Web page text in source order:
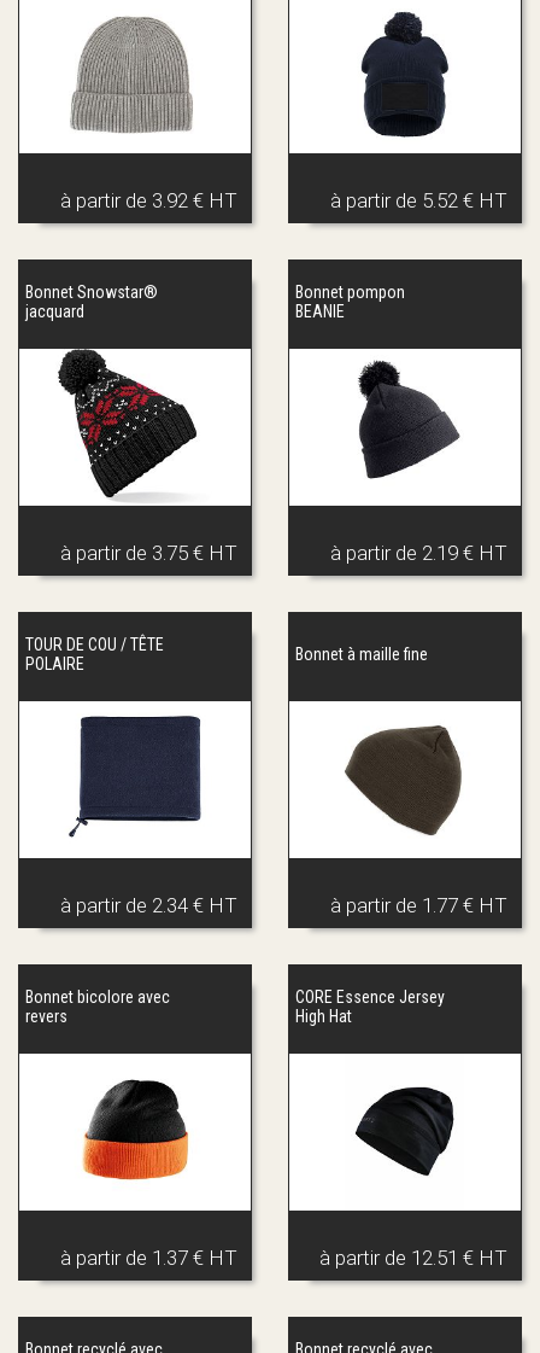
à partir de 3.92 € HT à partir de 5.52 € HT
Bonnet Snowstar®
jacquard
à partir de 3.75 € HT
Bonnet pompon
BEANIE
à partir de 2.19 € HT
TOUR DE COU / TÊTE
POLAIRE
à partir de 2.34 € HT
Bonnet à maille fine
à partir de 1.77 € HT
Bonnet bicolore avec
revers
à partir de 1.37 € HT
CORE Essence Jersey
High Hat
à partir de 12.51 € HT
Bonnet recyclé avec Bonnet recyclé avec